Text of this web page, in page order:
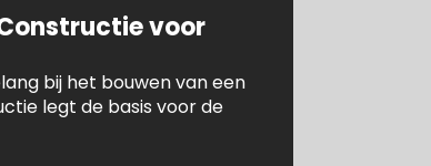
voor
bij het bouwen van een
legt de basis voor de